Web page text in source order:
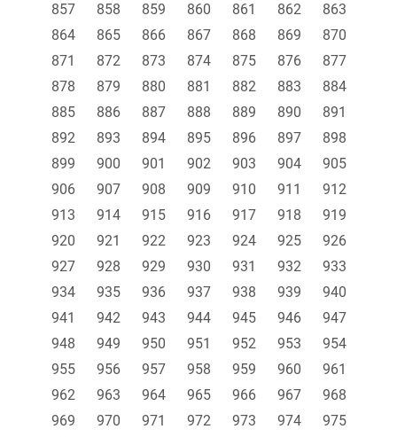
857
858 859 860 861 862
863
864
865 866 867 868 869
870
871
872 873 874 875 876
877
878
879 880 881 882 883
884
885
886 887 888 889 890
891
892
893 894 895 896 897
898
899
900 901 902 903 904
905
906
907 908 909 910 911
912
913
914 915 916 917 918
919
920
921 922 923 924 925
926
927
928 929 930 931 932
933
934
935 936 937 938 939
940
941
942 943 944 945 946
947
948
949 950 951 952 953
954
955
956 957 958 959 960
961
962
963 964 965 966 967
968
969
970 971 972 973 974
975